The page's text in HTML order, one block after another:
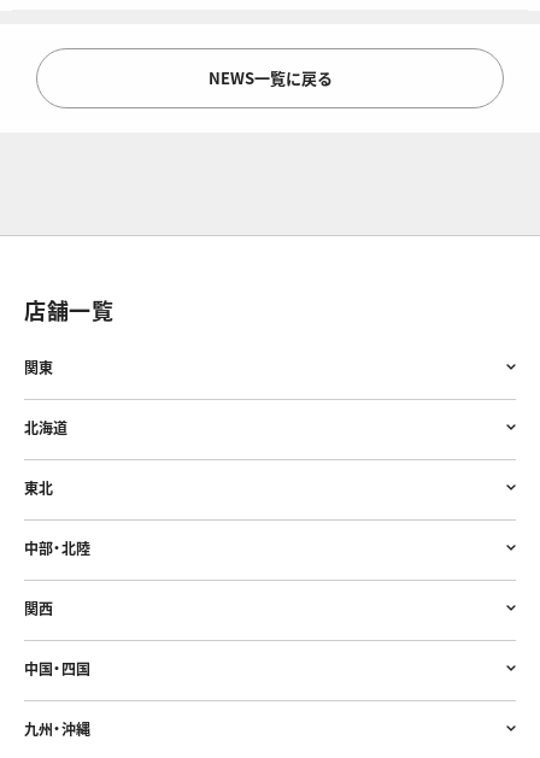
NEWS一覧に戻る
店舗一覧
関東
北海道
東北
中部・北陸
関西
中国・四国
九州・沖縄